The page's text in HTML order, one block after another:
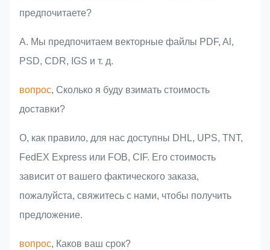
предпочитаете?
A. Мы предпочитаем векторные файлы PDF, Al,
PSD, CDR, IGS и т. д.
вопрос, Сколько я буду взимать стоимость
доставки?
О, как правило, для нас доступны DHL, UPS, TNT,
FedEX Express или FOB, CIF. Его стоимость
зависит от вашего фактического заказа,
пожалуйста, свяжитесь с нами, чтобы получить
предложение.
вопрос, Каков ваш срок?